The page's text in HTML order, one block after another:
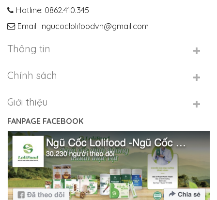
Hotline: 0862.410.345
Email : ngucoclolifoodvn@gmail.com
Thông tin
Chính sách
Giới thiệu
FANPAGE FACEBOOK